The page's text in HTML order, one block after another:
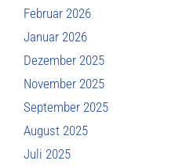
Februar 2026
Januar 2026
Dezember 2025
November 2025
September 2025
August 2025
Juli 2025